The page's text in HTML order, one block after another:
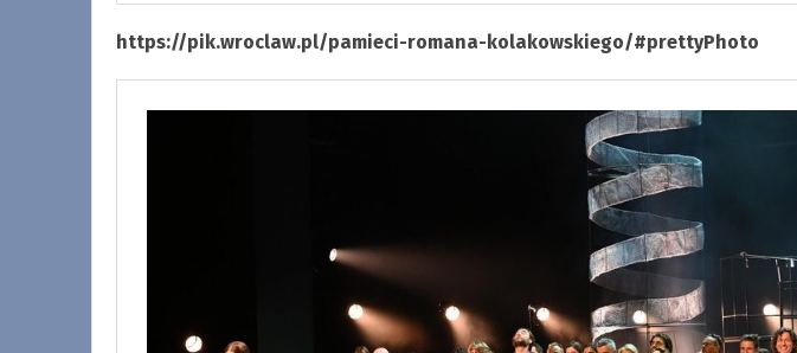
https://pik.wroclaw.pl/pamieci-romana-kolakowskiego/#prettyPhoto